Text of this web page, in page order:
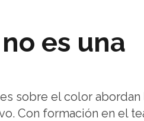
es una
sobre el color abordan
Con formación en el